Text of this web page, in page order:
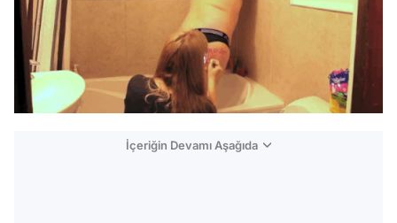
İçeriğin Devamı Aşağıda